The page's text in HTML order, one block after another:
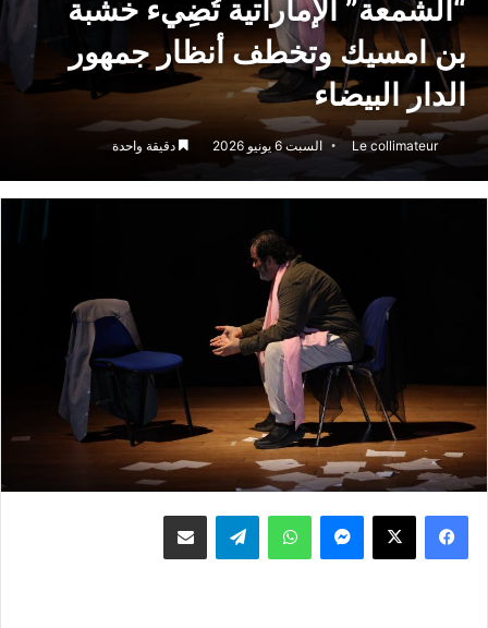
“الشمعة” الإماراتية تُضِيء خشبة
بن امسيك وتخطف أنظار جمهور
الدار البيضاء
Le collimateur السبت 6 يونيو 2026 دقيقة واحدة
واتساب تيلقرام